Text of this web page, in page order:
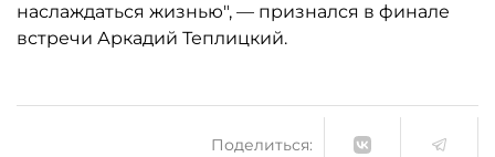
наслаждаться жизнью", — признался в финале
встречи Аркадий Теплицкий.
Поделиться: